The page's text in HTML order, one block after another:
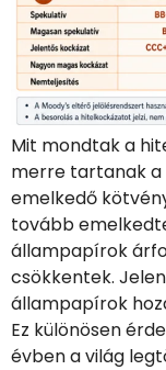
Mit mondtak a
merre tartanak a
emelkedő
tovább
állampapírok
csökkentek.
állampapírok
Ez különösen
évben a világ